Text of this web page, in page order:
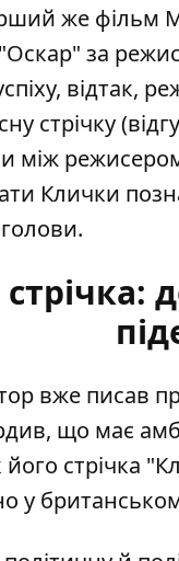
же фільм
за
відтак,
стрічку
між
Клички
вже писав
що має
його стрічка
у